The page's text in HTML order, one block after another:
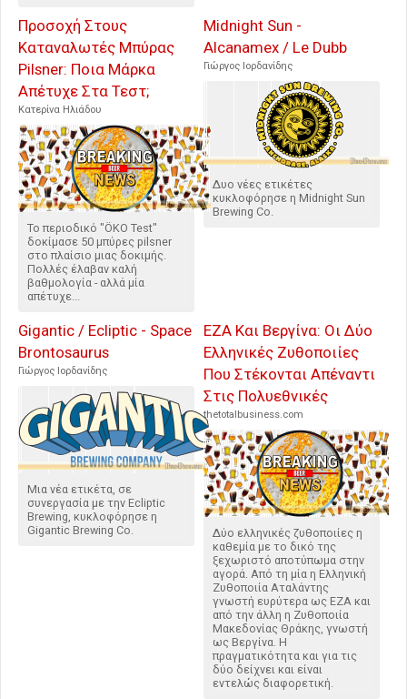
Προσοχή Στους
Καταναλωτές Μπύρας
Pilsner: Ποια Μάρκα
Απέτυχε Στα Τεστ;
Κατερίνα Ηλιάδου
Το περιοδικό "ÖKO Test"
δοκίμασε 50 μπύρες pilsner
στο πλαίσιο μιας δοκιμής.
Πολλές έλαβαν καλή
βαθμολογία - αλλά μία
απέτυχε...
Midnight Sun -
Alcanamex / Le Dubb
Γιώργος Ιορδανίδης
Δυο νέες ετικέτες
κυκλοφόρησε η Midnight Sun
Brewing Co.
Gigantic / Ecliptic - Space
Brontosaurus
Γιώργος Ιορδανίδης
Μια νέα ετικέτα, σε
συνεργασία με την Ecliptic
Brewing, κυκλοφόρησε η
Gigantic Brewing Co.
ΕΖΑ Και Βεργίνα: Οι Δύο
Ελληνικές Ζυθοποιίες
Που Στέκονται Απέναντι
Στις Πολυεθνικές
thetotalbusiness.com
Δύο ελληνικές ζυθοποιίες η
καθεμία με το δικό της
ξεχωριστό αποτύπωμα στην
αγορά. Από τη μία η Ελληνική
Ζυθοποιία Αταλάντης
γνωστή ευρύτερα ως ΕΖΑ και
από την άλλη η Ζυθοποιία
Μακεδονίας Θράκης, γνωστή
ως Βεργίνα. Η
πραγματικότητα και για τις
δύο δείχνει και είναι
εντελώς διαφορετική.